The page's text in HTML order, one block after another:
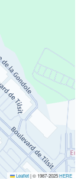
Leaflet|© 1987-2025HERE